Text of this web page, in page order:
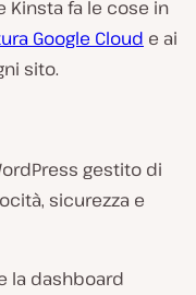
Kinsta fa le cose in
Google Cloud e ai
sito.
gestito di
sicurezza e
la dashboard